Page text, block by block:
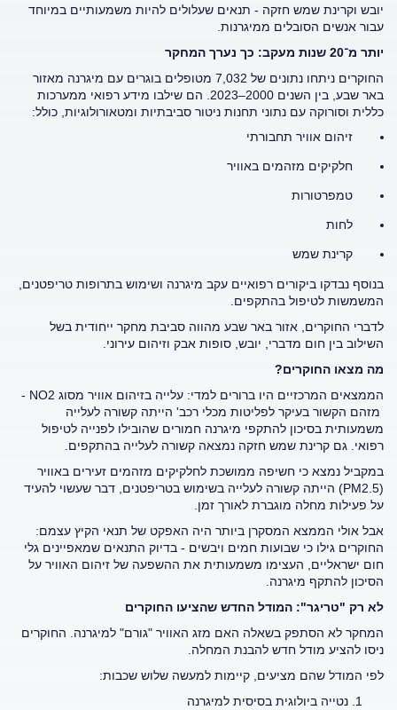
יובש וקרינת שמש חזקה - תנאים שעלולים להיות משמעותיים במיוחד
עבור אנשים הסובלים ממיגרנות
יותר מ־20 שנות מעקב: כך נערך המחקר
החוקרים ניתחו נתונים של 7,032 מטופלים בוגרים עם מיגרנה מאזור
באר שבע, בין השנים 2000–2023. הם שילבו מידע רפואי ממערכות
כללית וסורוקה עם נתוני תחנות ניטור סביבתיות ומטאורולוגיות, כולל:
זיהום אוויר תחבורתי
חלקיקים מזהמים באוויר
טמפרטורות
לחות
קרינת שמש
בנוסף נבדקו ביקורים רפואיים עקב מיגרנה ושימוש בתרופות טריפטנים,
המשמשות לטיפול בהתקפים
לדברי החוקרים, אזור באר שבע מהווה סביבת מחקר ייחודית בשל
השילוב בין חום מדברי, יובש, סופות אבק וזיהום עירוני
מה מצאו החוקרים?
הממצאים המרכזיים היו ברורים למדי: עלייה בזיהום אוויר מסוג
NO2 -
מזהם הקשור בעיקר לפליטות מכלי רכב' הייתה קשורה לעלייה
משמעותית בסיכון להתקפי מיגרנה חמורים שהובילו לפנייה לטיפול
רפואי. גם קרינת שמש חזקה נמצאה קשורה לעלייה בהתקפים
במקביל נמצא כי חשיפה ממושכת לחלקיקים מזהמים זעירים באוויר
(PM2.5)
הייתה קשורה לעלייה בשימוש בטריפטנים, דבר שעשוי להעיד
על פעילות מחלה מוגברת לאורך זמן
אבל אולי הממצא המסקרן ביותר היה האפקט של תנאי הקיץ עצמם:
החוקרים גילו כי שבועות חמים ויבשים - בדיוק התנאים שמאפיינים גלי
חום ישראליים, העצימו משמעותית את ההשפעה של זיהום האוויר על
הסיכון להתקף מיגרנה
לא רק "טריגר": המודל החדש שהציעו החוקרים
המחקר לא הסתפק בשאלה האם מזג האוויר "גורם" למיגרנה. החוקרים
ניסו להציע מודל חדש להבנת המחלה
לפי המודל שהם מציעים, קיימות למעשה שלוש שכבות:
נטייה ביולוגית בסיסית למיגרנה